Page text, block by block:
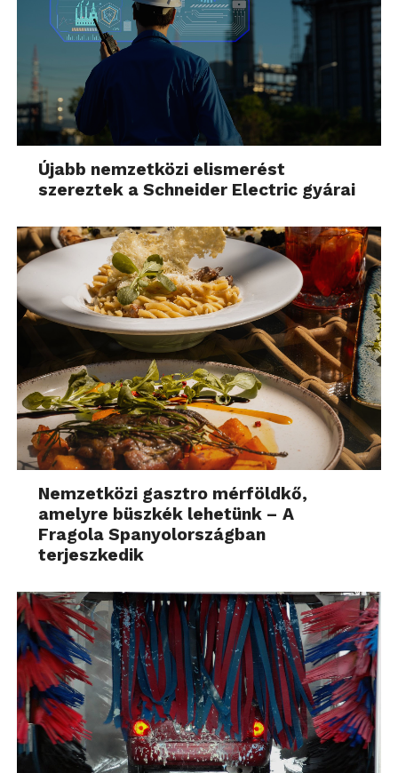
Újabb nemzetközi elismerést
szereztek a Schneider Electric gyárai
Nemzetközi gasztro mérföldkő,
amelyre büszkék lehetünk – A
Fragola Spanyolországban
terjeszkedik